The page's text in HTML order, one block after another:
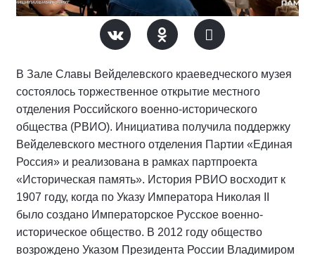
В Зале Славы Вейделевского краеведческого музея
состоялось торжественное открытие местного
отделения Российского военно-исторического
общества (РВИО). Инициатива получила поддержку
Вейделевского местного отделения Партии «Единая
Россия» и реализована в рамках партпроекта
«Историческая память». История РВИО восходит к
1907 году, когда по Указу Императора Николая II
было создано Императорское Русское военно-
историческое общество. В 2012 году общество
возрождено Указом Президента России Владимиром